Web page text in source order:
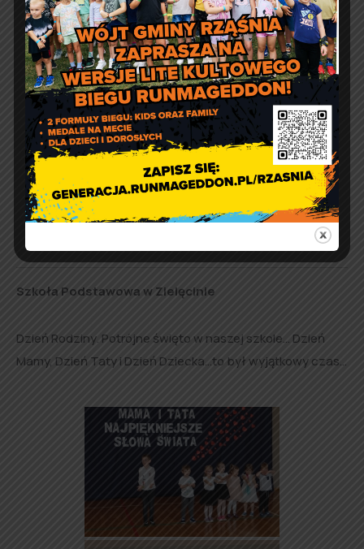
[POKAZ ZDJĘĆ]
Szkoła Podstawowa w Zielęcinie
Dzień Rodziny. Potrójne święto w naszej szkole… Dzień
Mamy, Dzień Taty i Dzień Dziecka…to był wyjątkowy czas…